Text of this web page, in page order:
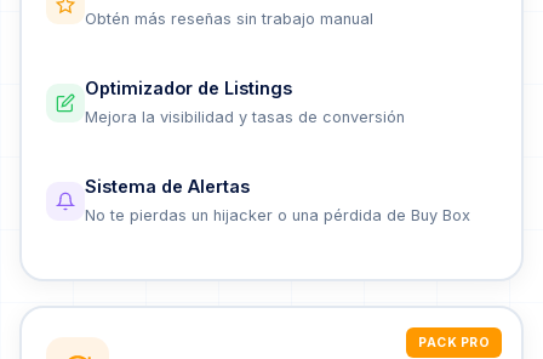
Obtén más reseñas sin trabajo manual
Optimizador de Listings
Mejora la visibilidad y tasas de conversión
Sistema de Alertas
No te pierdas un hijacker o una pérdida de Buy Box
PACK PRO